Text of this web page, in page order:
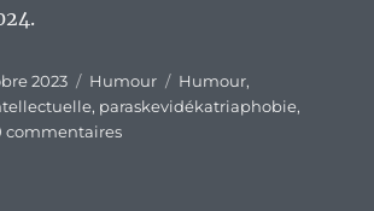
2023 Catégories
Humour Étiquettes
Humour,
, paraskevidékatriaphobie,
commentairessur